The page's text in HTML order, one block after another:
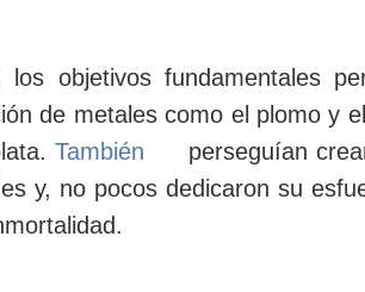
los objetivos fundamentales
de metales como el plomo y
También
perseguían
y, no pocos dedicaron su